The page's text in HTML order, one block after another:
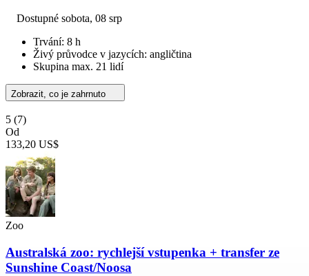
Dostupné sobota, 08 srp
Trvání: 8 h
Živý průvodce v jazycích: angličtina
Skupina max. 21 lidí
Zobrazit, co je zahrnuto
5 (7)
Od
133,20 US$
Zoo
Australská zoo: rychlejší vstupenka + transfer ze
Sunshine Coast/Noosa